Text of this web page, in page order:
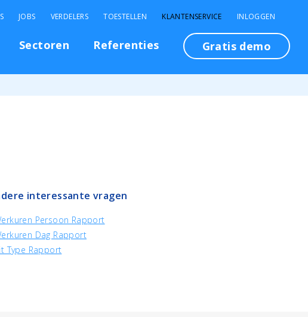
Sectoren Referenties Gratis demo
JOBS VERDELERS TOESTELLEN KLANTENSERVICE INLOGGEN
interessante vragen
Persoon Rapport
Dag Rapport
Type Rapport